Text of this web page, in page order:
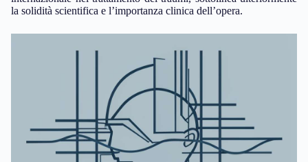
la solidità scientifica e l’importanza clinica dell’opera.